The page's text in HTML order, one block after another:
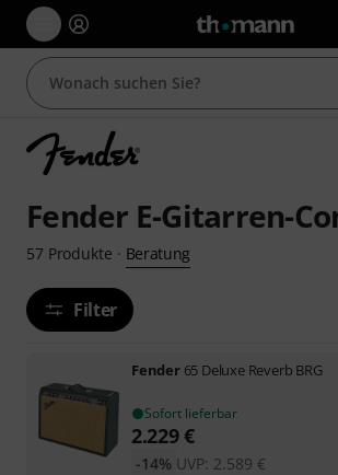
Fender E-Gitarren-
57 Produkte · Beratung
Filter
Fender 65 Deluxe Reverb BRG
Sofort lieferbar
2.229€
UVP: 2.589 €
-14%